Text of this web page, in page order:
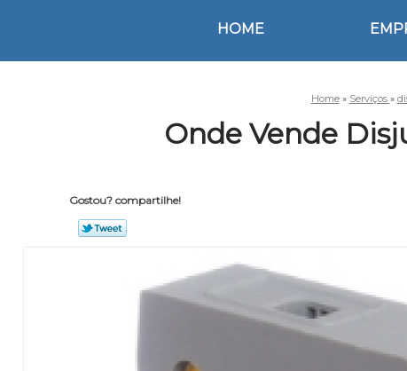
HOME
Home » Serviços »
Onde Vende
Gostou? compartilhe!